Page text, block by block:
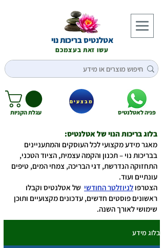
אטלנטיס בריכות נוי
עשו זאת בעצמכם
פניה לאטלנטיס עגלת הקניות
מבצעים
בלוג בריכות הנוי של אטלנטיס:
מאגר מידע מקצועי לכל העוסקים והמתעניינים
בבריכות נוי – תכנון והקמה עצמית, הציוד הטכני,
התחזוקה הנדרשת, דגי הבריכה, צמחי המים, טיפים
עונתיים ועוד.
הצטרפו לניוזלטר החודשי של אטלנטיס וקבלו
ראשונים פוסטים חדשים, עדכונים מקצועיים ותוכן
שימושי לאורך השנה.
בלוג מידע